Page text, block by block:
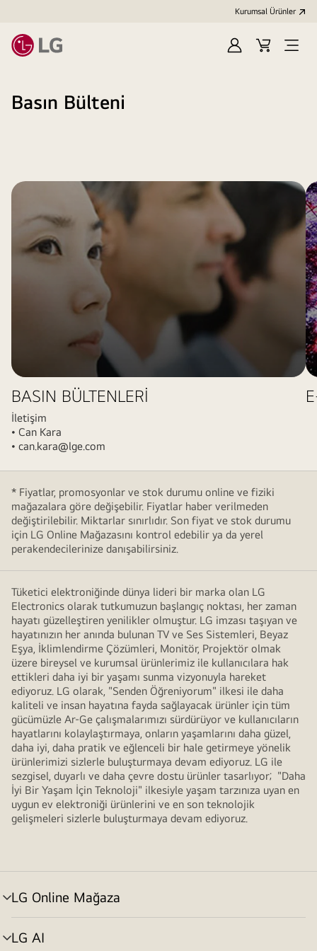
Kurumsal Ürünler
OturumAlışverişOpen
Basın Bülteni
BASIN BÜLTENLERİ
İletişim
• Can Kara
• can.kara@lge.com
* Fiyatlar, promosyonlar ve stok durumu online ve fiziki
mağazalara göre değişebilir. Fiyatlar haber verilmeden
değiştirilebilir. Miktarlar sınırlıdır. Son fiyat ve stok durumu
için LG Online Mağazasını kontrol edebilir ya da yerel
perakendecilerinize danışabilirsiniz.
Tüketici elektroniğinde dünya lideri bir marka olan LG
Electronics olarak tutkumuzun başlangıç noktası, her zaman
hayatı güzelleştiren yenilikler olmuştur. LG imzası taşıyan ve
hayatınızın her anında bulunan TV ve Ses Sistemleri, Beyaz
Eşya, İklimlendirme Çözümleri, Monitör, Projektör olmak
üzere bireysel ve kurumsal ürünlerimiz ile kullanıcılara hak
ettikleri daha iyi bir yaşamı sunma vizyonuyla hareket
ediyoruz. LG olarak, "Senden Öğreniyorum" ilkesi ile daha
kaliteli ve insan hayatına fayda sağlayacak ürünler için tüm
gücümüzle Ar-Ge çalışmalarımızı sürdürüyor ve kullanıcıların
hayatlarını kolaylaştırmaya, onların yaşamlarını daha güzel,
daha iyi, daha pratik ve eğlenceli bir hale getirmeye yönelik
ürünlerimizi sizlerle buluşturmaya devam ediyoruz. LG ile
sezgisel, duyarlı ve daha çevre dostu ürünler tasarlıyor; "Daha
İyi Bir Yaşam İçin Teknoloji" ilkesiyle yaşam tarzınıza uyan en
uygun ev elektroniği ürünlerini ve en son teknolojik
gelişmeleri sizlerle buluşturmaya devam ediyoruz.
LG Online Mağaza
menü
değiştir
LG AI
menü